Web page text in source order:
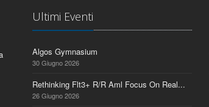
Ultimi Eventi
Algos Gymnasium
30 Giugno 2026
Rethinking Flt3+ R/R Aml Focus On Real...
26 Giugno 2026